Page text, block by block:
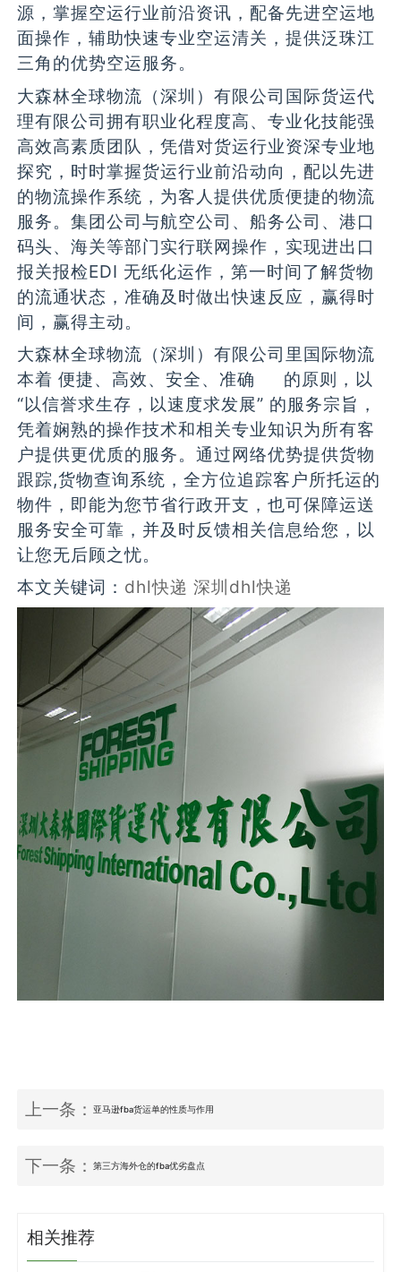
源，掌握空运行业前沿资讯，配备先进空运地
面操作，辅助快速专业空运清关，提供泛珠江
三角的优势空运服务。
大森林全球物流（深圳）有限公司国际货运代
理有限公司拥有职业化程度高、专业化技能强
高效高素质团队，凭借对货运行业资深专业地
探究，时时掌握货运行业前沿动向，配以先进
的物流操作系统，为客人提供优质便捷的物流
服务。集团公司与航空公司、船务公司、港口
码头、海关等部门实行联网操作，实现进出口
报关报检EDI 无纸化运作，第一时间了解货物
的流通状态，准确及时做出快速反应，赢得时
间，赢得主动。
大森林全球物流（深圳）有限公司里国际物流
本着 便捷、高效、安全、准确 的原则，以
“以信誉求生存，以速度求发展” 的服务宗旨，
凭着娴熟的操作技术和相关专业知识为所有客
户提供更优质的服务。通过网络优势提供货物
跟踪,货物查询系统，全方位追踪客户所托运的
物件，即能为您节省行政开支，也可保障运送
服务安全可靠，并及时反馈相关信息给您，以
让您无后顾之忧。
本文关键词： dhl快递 深圳dhl快递
上一条：亚马逊fba货运单的性质与作用
下一条：第三方海外仓的fba优劣盘点
相关推荐